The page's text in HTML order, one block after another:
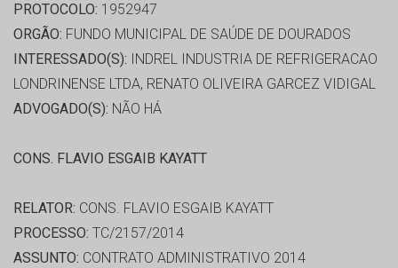
PROTOCOLO: 1952947
ORGÃO: FUNDO MUNICIPAL DE SAÚDE DE DOURADOS
INTERESSADO(S): INDREL INDUSTRIA DE REFRIGERACAO
LONDRINENSE LTDA, RENATO OLIVEIRA GARCEZ VIDIGAL
ADVOGADO(S): NÃO HÁ
CONS. FLAVIO ESGAIB KAYATT
RELATOR: CONS. FLAVIO ESGAIB KAYATT
PROCESSO: TC/2157/2014
ASSUNTO: CONTRATO ADMINISTRATIVO 2014